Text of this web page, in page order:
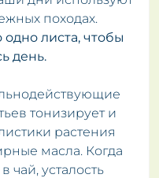
походах.
одно листа, чтобы
день.
тонизирует и
растения
масла. Когда
чай, усталость